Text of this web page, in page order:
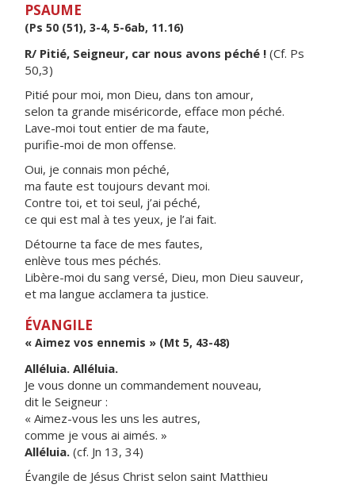
PSAUME
(Ps 50 (51), 3-4, 5-6ab, 11.16)
R/ Pitié, Seigneur, car nous avons péché ! (Cf. Ps
50,3)
Pitié pour moi, mon Dieu, dans ton amour,
selon ta grande miséricorde, efface mon péché.
Lave-moi tout entier de ma faute,
purifie-moi de mon offense.
Oui, je connais mon péché,
ma faute est toujours devant moi.
Contre toi, et toi seul, j’ai péché,
ce qui est mal à tes yeux, je l’ai fait.
Détourne ta face de mes fautes,
enlève tous mes péchés.
Libère-moi du sang versé, Dieu, mon Dieu sauveur,
et ma langue acclamera ta justice.
ÉVANGILE
« Aimez vos ennemis » (Mt 5, 43-48)
Alléluia. Alléluia.
Je vous donne un commandement nouveau,
dit le Seigneur :
« Aimez-vous les uns les autres,
comme je vous ai aimés. »
Alléluia. (cf. Jn 13, 34)
Évangile de Jésus Christ selon saint Matthieu